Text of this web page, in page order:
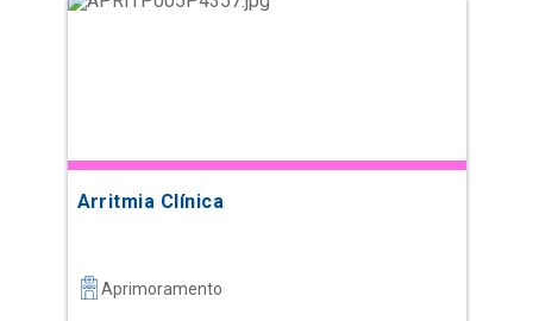
Arritmia Clínica
Aprimoramento